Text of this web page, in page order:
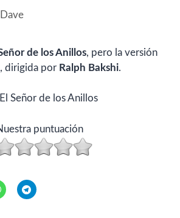
Dave
de los Anillos, pero la versión
dirigida por Ralph Bakshi.
puntuación